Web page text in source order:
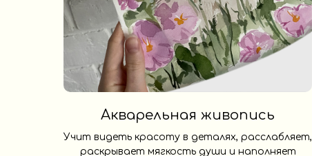
Акварельная живопись
Учит видеть красоту в деталях, расслабляет,
раскрывает мягкость души и наполняет